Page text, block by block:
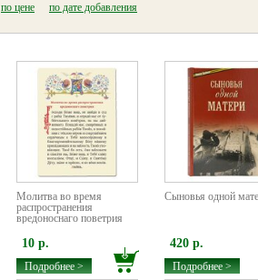
по цене по дате добавления
Молитва во время
распространения
вредоноснаго поветрия
10 р.
Подробнее >
Сыновья одной
420 р.
Подробнее >